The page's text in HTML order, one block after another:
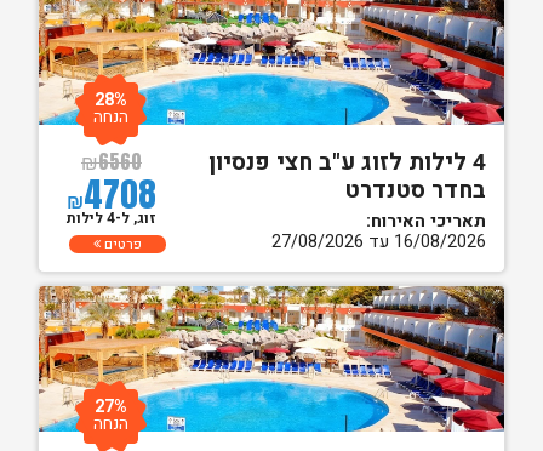
4 לילות לזוג ע"ב חצי פנסיון
בחדר סטנדרט
תאריכי האירוח:
16/08/2026 עד 27/08/2026
₪6560
₪4708
28%
הנחה
זוג, ל-4 לילות
פרטים
27%
הנחה